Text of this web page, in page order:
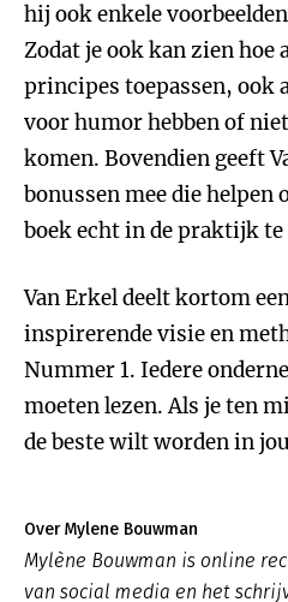
hij ook enkele
Zodat je ook kan zien hoe
principes toepassen, ook
voor humor hebben of
komen. Bovendien geeft
bonussen mee die helpen
boek echt in de praktijk te
Van Erkel deelt kortom
inspirerende visie en
Nummer 1. Iedere
moeten lezen. Als je ten
de beste wilt worden in
Over Mylene Bouwman
Mylène Bouwman is online
van social media en het